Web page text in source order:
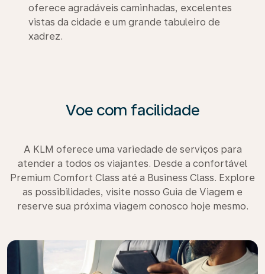
oferece agradáveis caminhadas, excelentes
vistas da cidade e um grande tabuleiro de
xadrez.
Voe com facilidade
A KLM oferece uma variedade de serviços para
atender a todos os viajantes. Desde a confortável
Premium Comfort Class até a Business Class. Explore
as possibilidades, visite nosso Guia de Viagem e
reserve sua próxima viagem conosco hoje mesmo.